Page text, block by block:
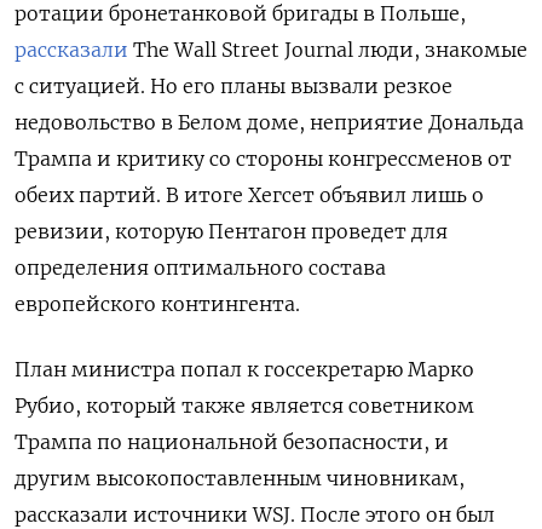
ротации бронетанковой бригады в Польше,
рассказали The Wall Street Journal люди, знакомые
с ситуацией. Но его планы вызвали резкое
недовольство в Белом доме, неприятие Дональда
Трампа и критику со стороны конгрессменов от
обеих партий. В итоге Хегсет объявил лишь о
ревизии, которую Пентагон проведет для
определения оптимального состава
европейского контингента.
План министра попал к госсекретарю Марко
Рубио, который также является советником
Трампа по национальной безопасности, и
другим высокопоставленным чиновникам,
рассказали источники WSJ. После этого он был